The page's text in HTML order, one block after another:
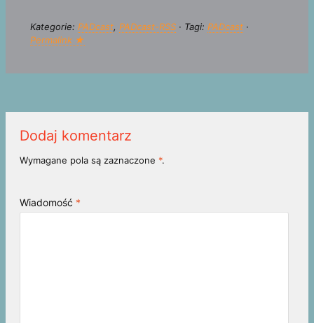
Kategorie: PADcast, PADcast-RSS· Tagi: PADcast·
Permalink ★
Dodaj komentarz
Wymagane pola są zaznaczone *.
Wiadomość *